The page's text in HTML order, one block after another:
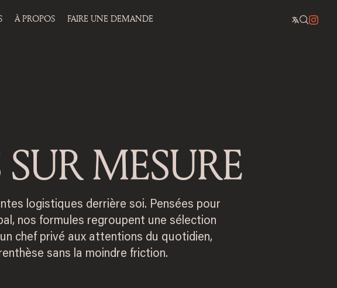
À PROPOS FAIRE UNE DEMANDE
MESURE
logistiques derrière soi. Pensées pour
nos formules regroupent une sélection
chef privé aux attentions du quotidien,
sans la moindre friction.